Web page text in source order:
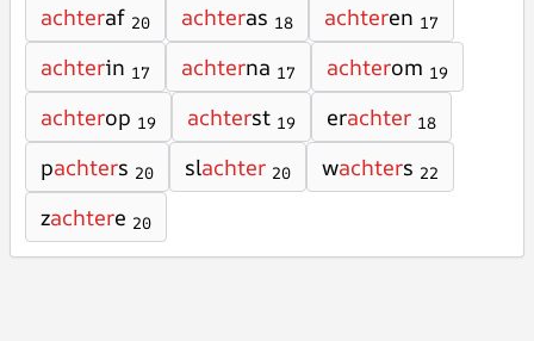
achteraf 20 achteras 18 achteren 17
achterin 17 achterna 17 achterom 19
achterop 19 achterst 19 erachter 18
pachters 20 slachter 20 wachters 22
zachtere 20